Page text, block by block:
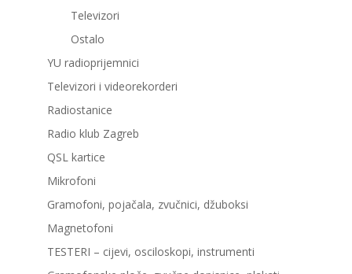
Televizori
Ostalo
YU radioprijemnici
Televizori i videorekorderi
Radiostanice
Radio klub Zagreb
QSL kartice
Mikrofoni
Gramofoni, pojačala, zvučnici, džuboksi
Magnetofoni
TESTERI – cijevi, osciloskopi, instrumenti